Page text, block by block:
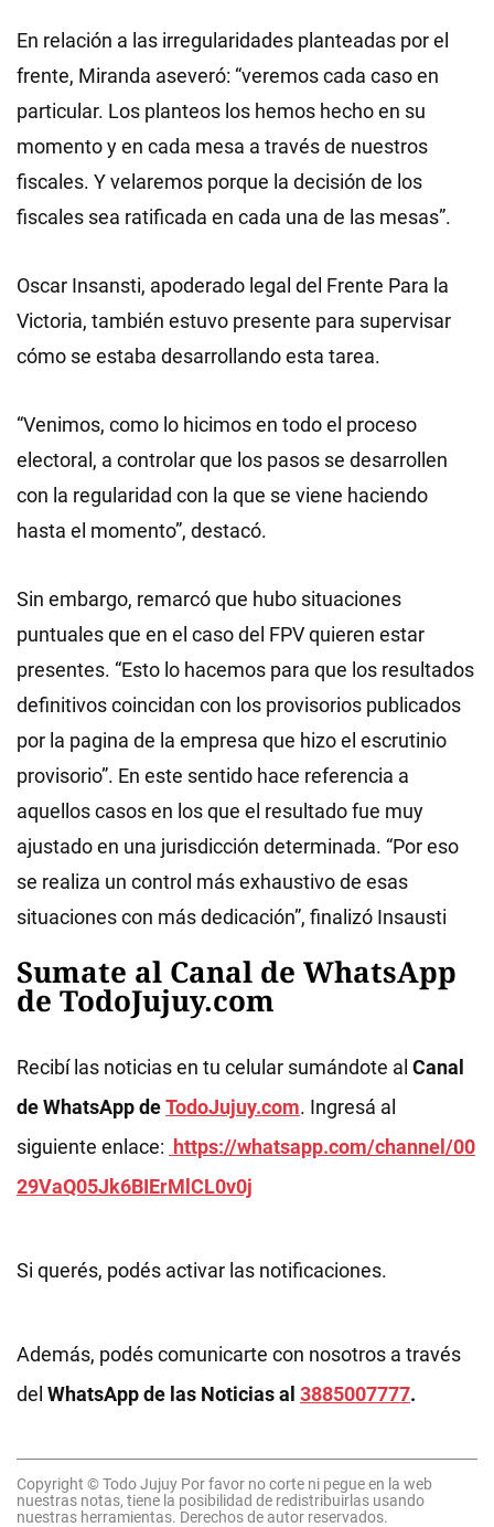
En relación a las irregularidades planteadas por el
frente, Miranda aseveró: “veremos cada caso en
particular. Los planteos los hemos hecho en su
momento y en cada mesa a través de nuestros
fiscales. Y velaremos porque la decisión de los
fiscales sea ratificada en cada una de las mesas”.
Oscar Insansti, apoderado legal del Frente Para la
Victoria, también estuvo presente para supervisar
cómo se estaba desarrollando esta tarea.
“Venimos, como lo hicimos en todo el proceso
electoral, a controlar que los pasos se desarrollen
con la regularidad con la que se viene haciendo
hasta el momento”, destacó.
Sin embargo, remarcó que hubo situaciones
puntuales que en el caso del FPV quieren estar
presentes. “Esto lo hacemos para que los resultados
definitivos coincidan con los provisorios publicados
por la pagina de la empresa que hizo el escrutinio
provisorio”. En este sentido hace referencia a
aquellos casos en los que el resultado fue muy
ajustado en una jurisdicción determinada. “Por eso
se realiza un control más exhaustivo de esas
situaciones con más dedicación”, finalizó Insausti
Sumate al Canal de WhatsApp
de TodoJujuy.com
Recibí las noticias en tu celular sumándote al Canal
de WhatsApp deTodoJujuy.com. Ingresá al
siguiente enlace: https://whatsapp.com/channel/00
29VaQ05Jk6BIErMlCL0v0j
Si querés, podés activar las notificaciones.
Además, podés comunicarte con nosotros a través
del WhatsApp de las Noticias al 3885007777.
Copyright © Todo Jujuy Por favor no corte ni pegue en la web
nuestras notas, tiene la posibilidad de redistribuirlas usando
nuestras herramientas. Derechos de autor reservados.